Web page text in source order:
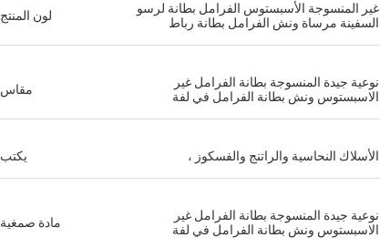
غير المنسوجة الأسبستوس الفرامل بطانة لرسو
السفينة مرساة ونش الفرامل بطانة رباط
لون المنتج
نوعية جيدة المنسوجة بطانة الفرامل غير
الاسبستوس ونش بطانة الفرامل في لفة
مقاس
الأسلاك النحاسية والراتنج والفسكوز ، يكتب
نوعية جيدة المنسوجة بطانة الفرامل غير
الاسبستوس ونش بطانة الفرامل في لفة
مادة صمغية